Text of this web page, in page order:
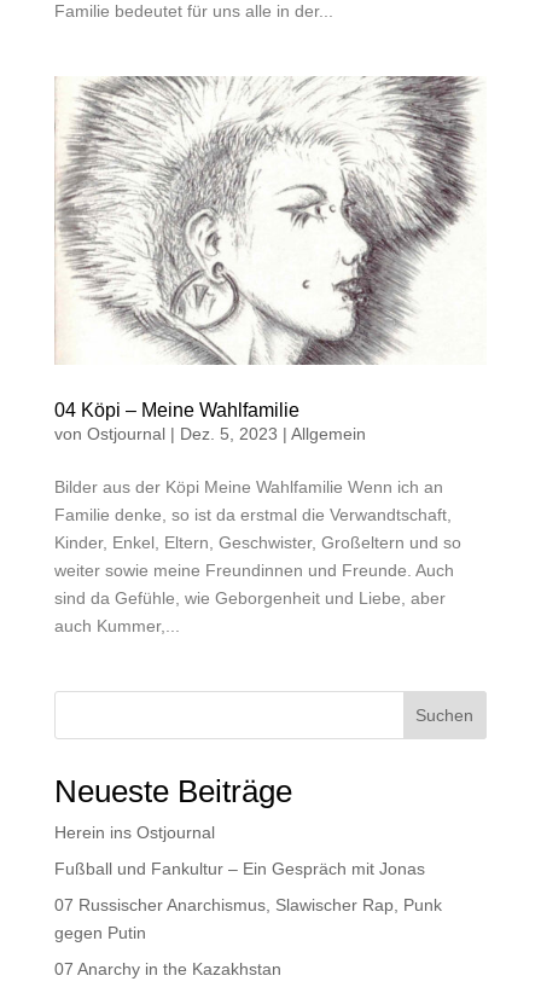
Familie bedeutet für uns alle in der...
04 Köpi – Meine Wahlfamilie
von Ostjournal| Dez. 5, 2023 | Allgemein
Bilder aus der Köpi Meine Wahlfamilie Wenn ich an
Familie denke, so ist da erstmal die Verwandtschaft,
Kinder, Enkel, Eltern, Geschwister, Großeltern und so
weiter sowie meine Freundinnen und Freunde. Auch
sind da Gefühle, wie Geborgenheit und Liebe, aber
auch Kummer,...
Suchen
Neueste Beiträge
Herein ins Ostjournal
Fußball und Fankultur – Ein Gespräch mit Jonas
07 Russischer Anarchismus, Slawischer Rap, Punk
gegen Putin
07 Anarchy in the Kazakhstan